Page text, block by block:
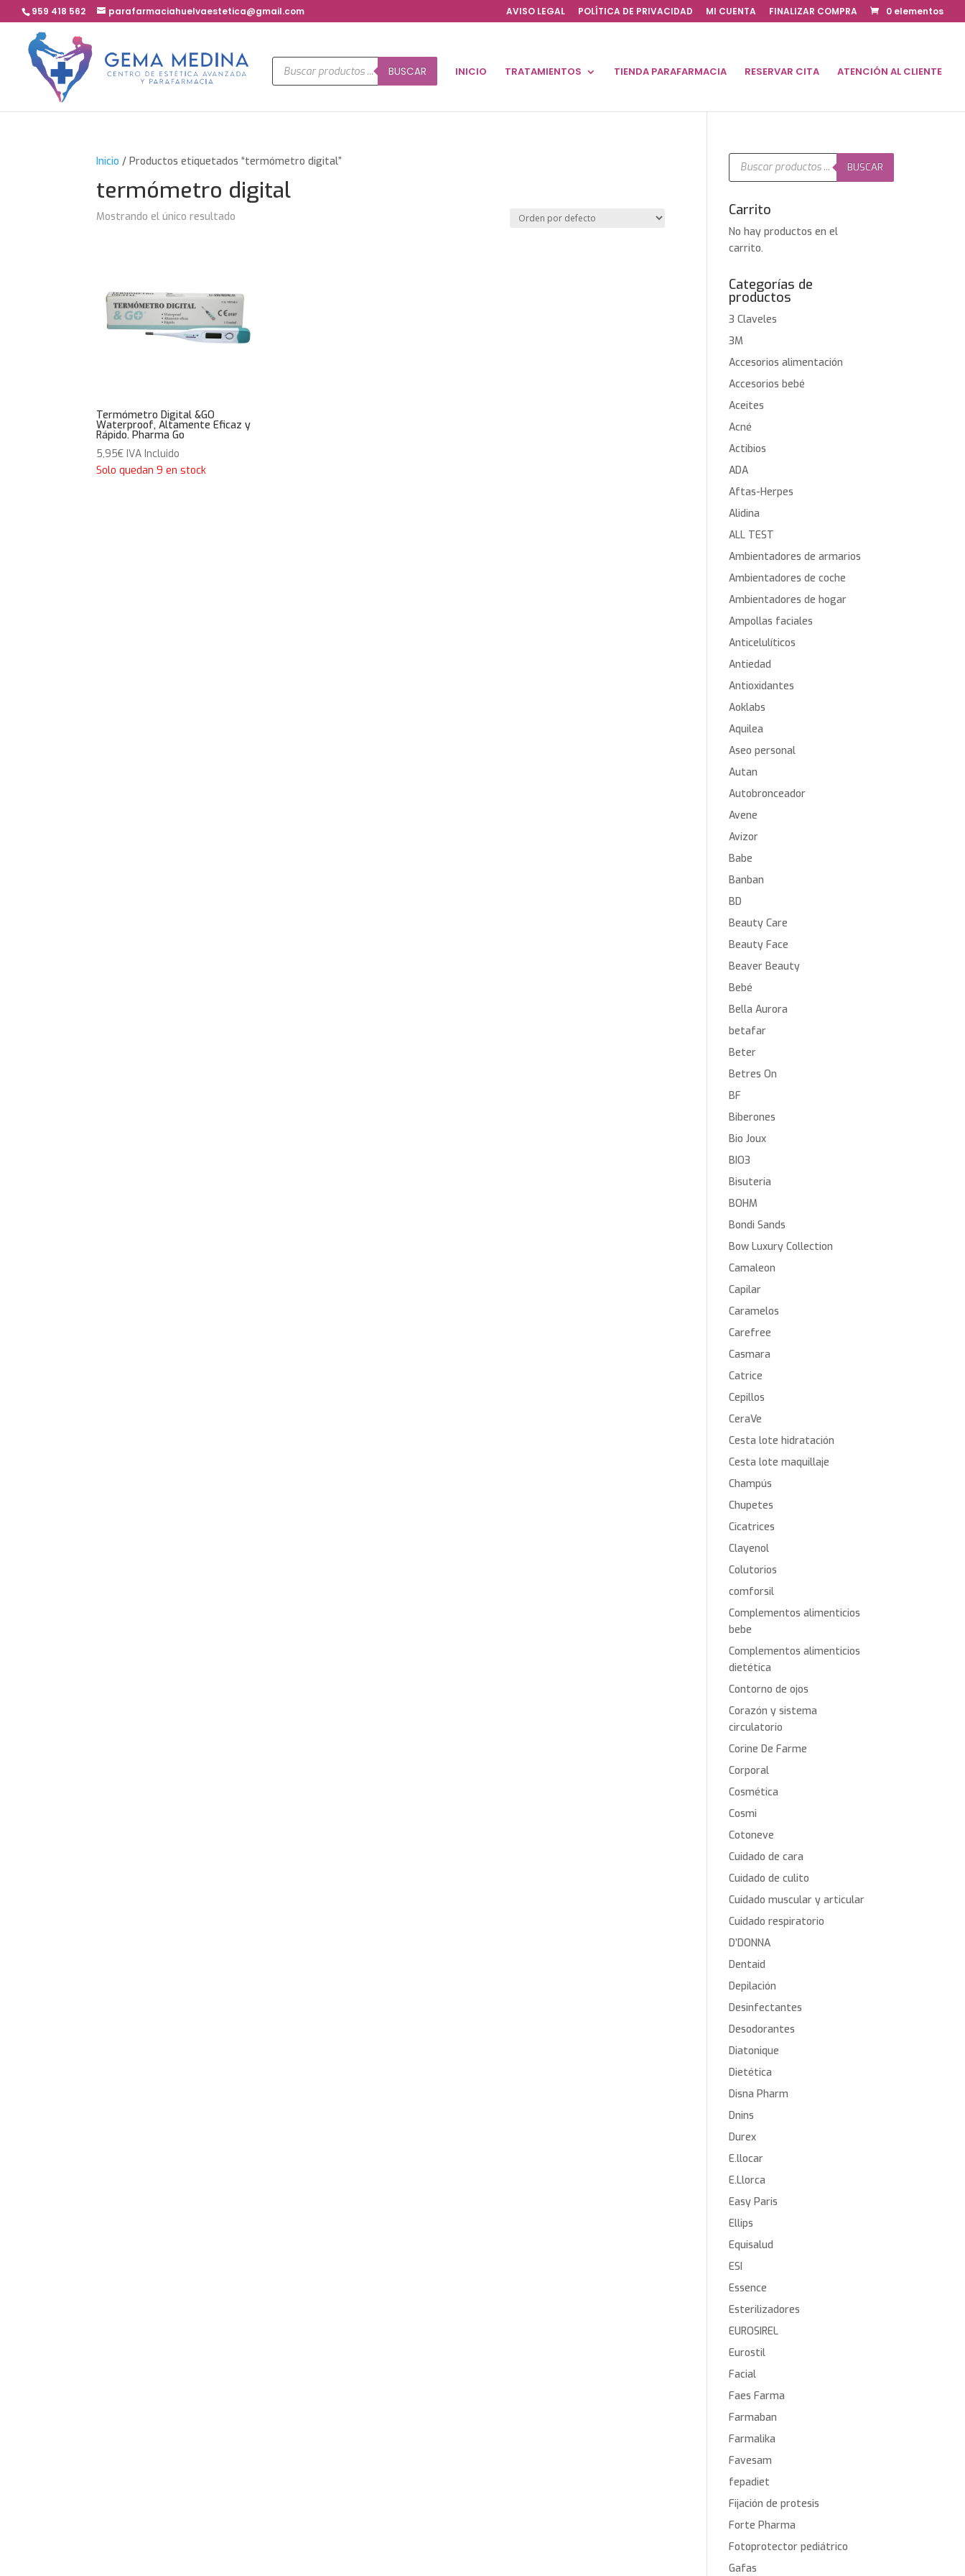
959 418 562 parafarmaciahuelvaestetica@gmail.com AVISO LEGAL POLÍTICA DE PRIVACIDAD MI CUENTA FINALIZAR COMPRA 0 elementos
Búsqueda
de
productos
BUSCAR INICIO TRATAMIENTOS TIENDA PARAFARMACIA RESERVAR CITA ATENCIÓN AL CLIENTE
Inicio / Productos etiquetados “termómetro digital”
termómetro digital
Mostrando el único resultado
Termómetro Digital &GO
Waterproof, Altamente Eficaz y
Rápido. Pharma Go
5,95€ IVA Incluido
Solo quedan 9 en stock
Búsqueda
productos
BUSCAR
Carrito
No hay productos en el
carrito.
Categorías de
productos
3 Claveles
3M
Accesorios alimentación
Accesorios bebé
Aceites
Acné
Actibios
ADA
Aftas-Herpes
Alidina
ALL TEST
Ambientadores de armarios
Ambientadores de coche
Ambientadores de hogar
Ampollas faciales
Anticelulíticos
Antiedad
Antioxidantes
Aoklabs
Aquilea
Aseo personal
Autan
Autobronceador
Avene
Avizor
Babe
Banban
BD
Beauty Care
Beauty Face
Beaver Beauty
Bebé
Bella Aurora
betafar
Beter
Betres On
BF
Biberones
Bio Joux
BIO3
Bisuteria
BOHM
Bondi Sands
Bow Luxury Collection
Camaleon
Capilar
Caramelos
Carefree
Casmara
Catrice
Cepillos
CeraVe
Cesta lote hidratación
Cesta lote maquillaje
Champús
Chupetes
Cicatrices
Clayenol
Colutorios
comforsil
Complementos alimenticios
bebe
Complementos alimenticios
dietética
Contorno de ojos
Corazón y sistema
circulatorio
Corine De Farme
Corporal
Cosmética
Cosmi
Cotoneve
Cuidado de cara
Cuidado de culito
Cuidado muscular y articular
Cuidado respiratorio
D’DONNA
Dentaid
Depilación
Desinfectantes
Desodorantes
Diatonique
Dietética
Disna Pharm
Dnins
Durex
E.llocar
E.Llorca
Easy Paris
Ellips
Equisalud
ESI
Essence
Esterilizadores
EUROSIREL
Eurostil
Facial
Faes Farma
Farmaban
Farmalika
Favesam
fepadiet
Fijación de protesis
Forte Pharma
Fotoprotector pediátrico
Gafas